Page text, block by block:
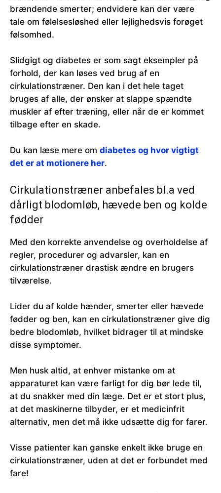
brændende smerter; endvidere kan der være
tale om følelsesløshed eller lejlighedsvis forøget
følsomhed.
Slidgigt og diabetes er som sagt eksempler på
forhold, der kan løses ved brug af en
cirkulationstræner. Den kan i det hele taget
bruges af alle, der ønsker at slappe spændte
muskler af efter træning, eller når de er kommet
tilbage efter en skade.
Du kan læse mere om diabetes og hvor vigtigt
det er at motionere her.
Cirkulationstræner anbefales bl.a ved
dårligt blodomløb, hævede ben og kolde
fødder
Med den korrekte anvendelse og overholdelse af
regler, procedurer og advarsler, kan en
cirkulationstræner drastisk ændre en brugers
tilværelse.
Lider du af kolde hænder, smerter eller hævede
fødder og ben, kan en cirkulationstræner give dig
bedre blodomløb, hvilket bidrager til at mindske
disse symptomer.
Men husk altid, at enhver mistanke om at
apparaturet kan være farligt for dig bør lede til,
at du snakker med din læge. Det er et stort plus,
at det maskinerne tilbyder, er et medicinfrit
alternativ, men det må ikke udsætte dig for farer.
Visse patienter kan ganske enkelt ikke bruge en
cirkulationstræner, uden at det er forbundet med
fare!